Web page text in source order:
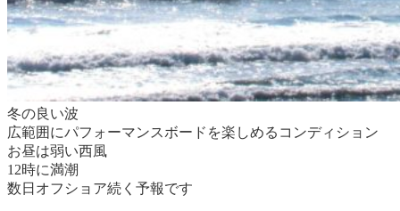
冬の良い波
広範囲にパフォーマンスボードを楽しめるコンディション
お昼は弱い西風
12時に満潮
数日オフショア続く予報です